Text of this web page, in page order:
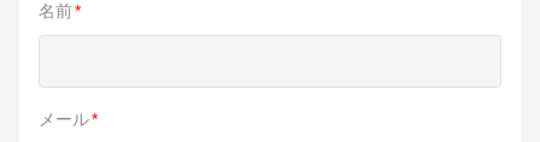
名前*
メール*